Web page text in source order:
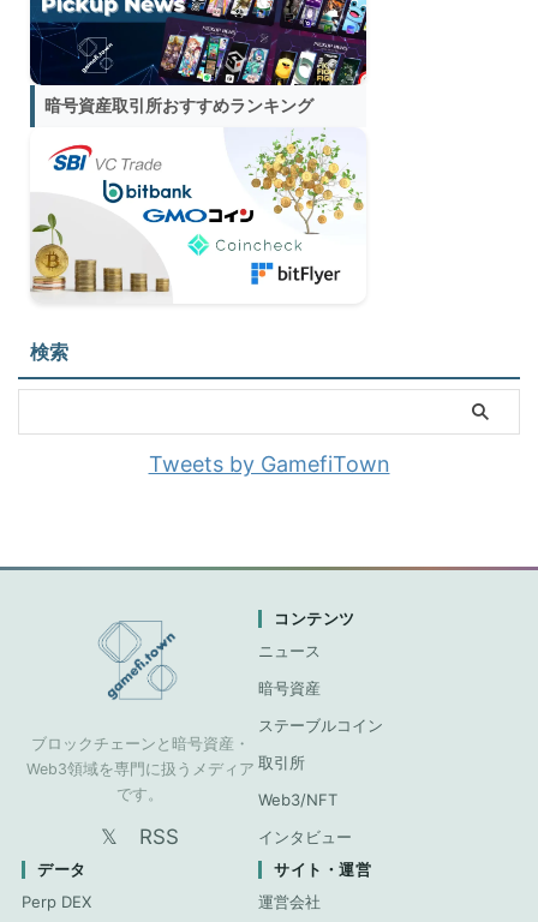
暗号資産取引所おすすめランキング
検索
Tweets by GamefiTown
ブロックチェーンと暗号資産・
Web3領域を専門に扱うメディア
です。
𝕏 RSS
コンテンツ
ニュース
暗号資産
ステーブルコイン
取引所
Web3/NFT
インタビュー
データ
Perp DEX
サイト・運営
運営会社